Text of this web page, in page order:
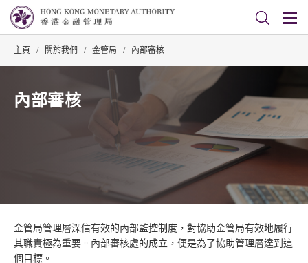
主頁 / 關於我們 / 金管局 / 內部審核
內部審核
金管局管理層深信有效的內部監控制度，對協助金管局有效地履行
其職責極為重要。內部審核處的成立，便是為了協助管理層達到這
個目標。